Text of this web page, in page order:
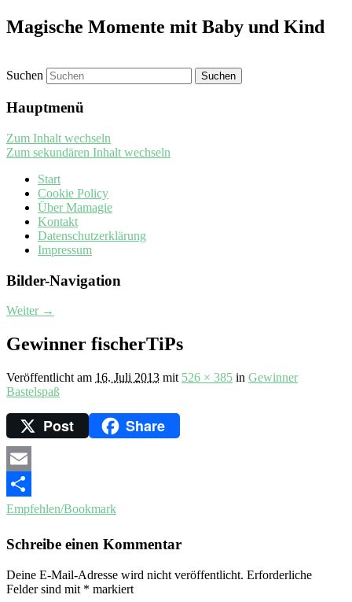
Magische Momente mit Baby und Kind
Suchen
Hauptmenü
Zum Inhalt wechseln
Zum sekundären Inhalt wechseln
Start
Cookie Policy
Über Mamagie
Kontakt
Datenschutzerklärung
Impressum
Bilder-Navigation
Weiter →
Gewinner fischerTiPs
Veröffentlicht am 16. Juli 2013 mit 526 × 385 in Gewinner
Bastelspaß
Post Share
Email
Empfehlen/Bookmark
Schreibe einen Kommentar
Deine E-Mail-Adresse wird nicht veröffentlicht. Erforderliche
Felder sind mit * markiert